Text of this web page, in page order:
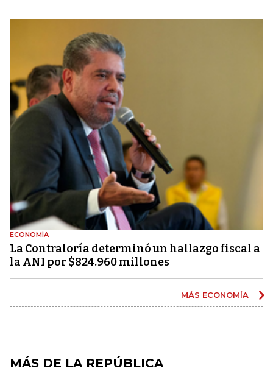
ECONOMÍA
La Contraloría determinó un hallazgo fiscal a
la ANI por $824.960 millones
MÁS ECONOMÍA
MÁS DE LA REPÚBLICA